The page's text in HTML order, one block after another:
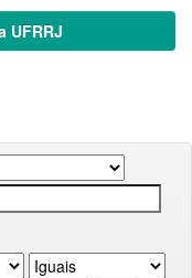
UFRRJ